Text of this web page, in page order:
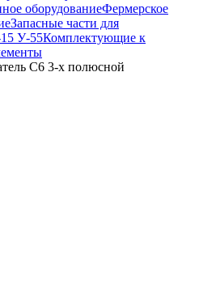
оборудованиеФермерское
Запасные части для
У-55Комплектующие к
C6 3-х полюсной